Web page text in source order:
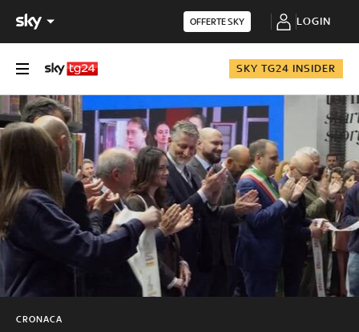
OFFERTE SKY LOGIN
SKY TG24 INSIDER
CRONACA